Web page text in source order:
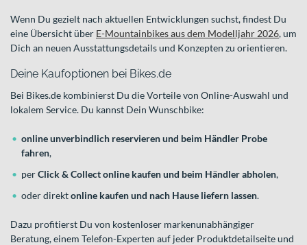
Wenn Du gezielt nach aktuellen Entwicklungen suchst, findest Du
eine Übersicht über E-Mountainbikes aus dem Modelljahr 2026, um
Dich an neuen Ausstattungsdetails und Konzepten zu orientieren.
Deine Kaufoptionen bei Bikes.de
Bei Bikes.de kombinierst Du die Vorteile von Online-Auswahl und
lokalem Service. Du kannst Dein Wunschbike:
online unverbindlich reservieren und beim Händler Probe
fahren,
perClick & Collect online kaufen und beim Händler abholen,
oder direktonline kaufen und nach Hause liefern lassen.
Dazu profitierst Du von kostenloser markenunabhängiger
Beratung, einem Telefon-Experten auf jeder Produktdetailseite und